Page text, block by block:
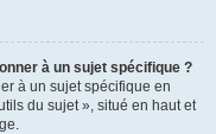
à un sujet spécifique ?
à un sujet spécifique en
du sujet », situé en haut et